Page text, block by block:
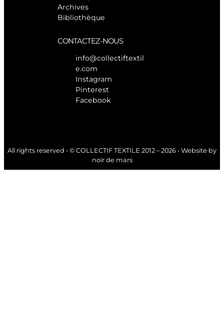
Archives
Bibliothèque
CONTACTEZ-NOUS
info@collectiftextil
e.com
Instagram
Pinterest
Facebook
All rights reserved • © COLLECTIF TEXTILE 2012 – 2026 • Website by
noir de mars